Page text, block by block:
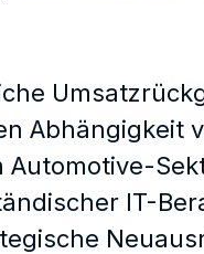
Abhängigkeit
IT-